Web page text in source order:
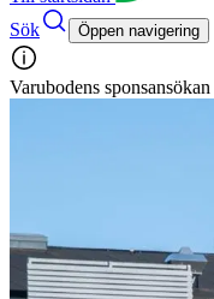
Sök
Öppen navigering
Varubodens